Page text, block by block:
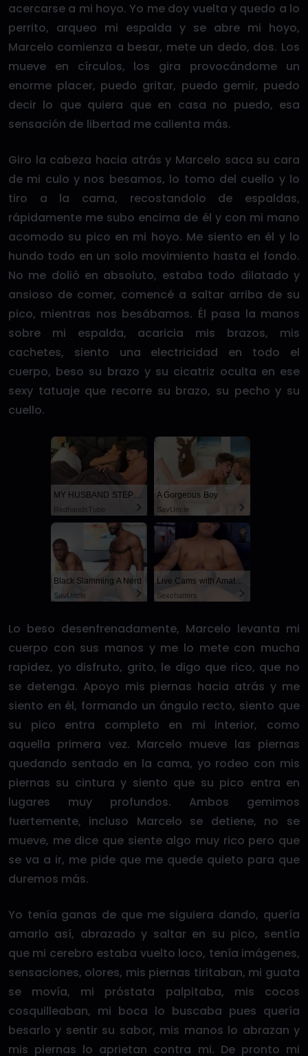
acercarse a mi hoyo. Yo me doy vuelta y quedo a lo
perrito, arqueo mi espalda y se abre mi hoyo,
Marcelo comienza a besar, mete un dedo, dos. Los
mueve en círculos, los gira provocándome un
enorme placer, puedo gritar, puedo gemir, puedo
decir lo que quiera que en casa no puedo, esa
sensación de libertad me calienta más.
Giro la cabeza hacia atrás y Marcelo saca su cara
de mi culo y nos besamos, lo tomo del cuello y lo
tiro a la cama, recostandolo de espaldas,
rápidamente me subo encima de él y con mi mano
acomodo su pico en mi hoyo. Me siento en él y lo
hundo todo en un solo movimiento hasta el fondo.
No me dolió en absoluto, estaba todo dilatado y
ansioso de comer, comencé a saltar arriba de su
pico, mientras nos besábamos. Él pasa la manos
sobre mi espalda, acaricia mis brazos, mis
cachetes, siento una electricidad en todo el
cuerpo, beso su brazo y su cicatriz oculta en ese
sexy tatuaje que recorre su brazo, su pecho y su
cuello.
MY HUSBAND STEPSON MISTAKENLY GIVES ME IN THE ASS
RedhandsTube
A Gorgeous Boy
SayUncle
Black Slamming A Nerd
SayUncle
Live Cams with Amateur Men
Sexchatters
Lo beso desenfrenadamente, Marcelo levanta mi
cuerpo con sus manos y me lo mete con mucha
rapidez, yo disfruto, grito, le digo que rico, que no
se detenga. Apoyo mis piernas hacia atrás y me
siento en él, formando un ángulo recto, siento que
su pico entra completo en mi interior, como
aquella primera vez. Marcelo mueve las piernas
quedando sentado en la cama, yo rodeo con mis
piernas su cintura y siento que su pico entra en
lugares muy profundos. Ambos gemimos
fuertemente, incluso Marcelo se detiene, no se
mueve, me dice que siente algo muy rico pero que
se va a ir, me pide que me quede quieto para que
duremos más.
Yo tenía ganas de que me siguiera dando, quería
amarlo así, abrazado y saltar en su pico, sentía
que mi cerebro estaba vuelto loco, tenía imágenes,
sensaciones, olores, mis piernas tiritaban, mi guata
se movía, mi próstata palpitaba, mis cocos
cosquilleaban, mi boca lo buscaba pues quería
besarlo y sentir su sabor, mis manos lo abrazan y
mis piernas lo aprietan contra mi. De pronto mi